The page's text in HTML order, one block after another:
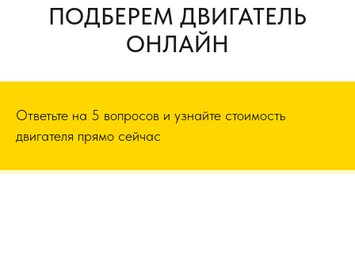
ПОДБЕРЕМ ДВИГАТЕЛЬ
ОНЛАЙН
Ответьте на 5 вопросов и узнайте стоимость
двигателя прямо сейчас